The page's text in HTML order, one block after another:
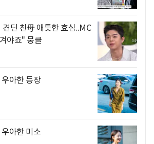
딘 친母 애틋한 효심..MC
야죠" 뭉클
아한 등장
아한 미소